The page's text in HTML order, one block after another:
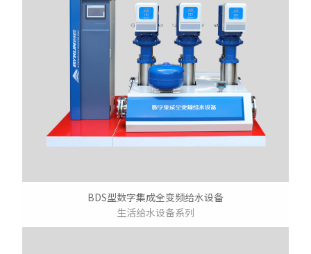
BDS型数字集成全变频给水设备
生活给水设备系列